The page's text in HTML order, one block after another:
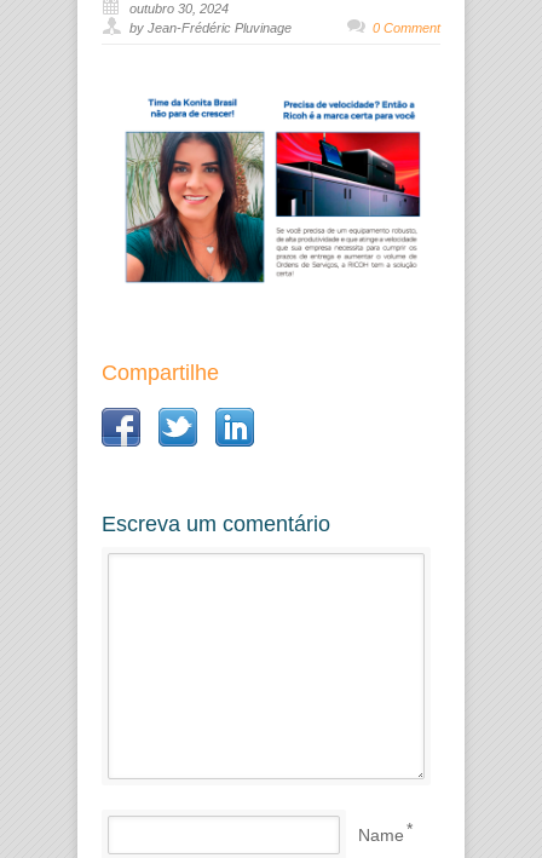
outubro 30, 2024
by Jean-Frédéric Pluvinage
0 Comment
Compartilhe
Escreva um comentário
Name*